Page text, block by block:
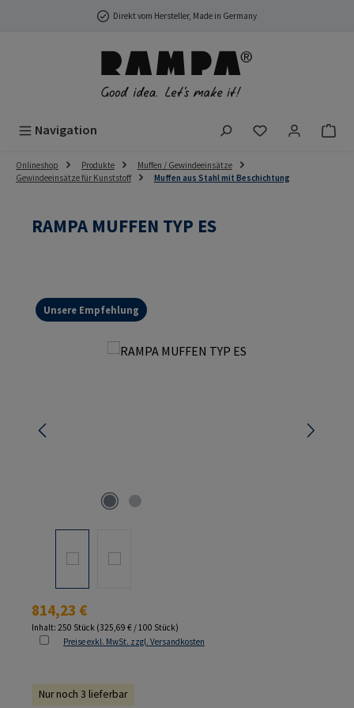
Zum Hauptinhalt springenDirekt vom Hersteller, Made in Germany
Navigation Du hast 0
Onlineshop Produkte
Muffen / Gewindeeinsätze
Gewindeeinsätze für Kunststoff
Muffen aus Stahl mit Beschichtung
RAMPA MUFFEN TYP ES
Unsere Empfehlung
Bildergalerie überspringen
Regulärer Preis:
814,23 €
Inhalt: 250 Stück (325,69 € / 100 Stück)
Preise exkl. MwSt. zzgl. Versandkosten
Nur noch 3 lieferbar